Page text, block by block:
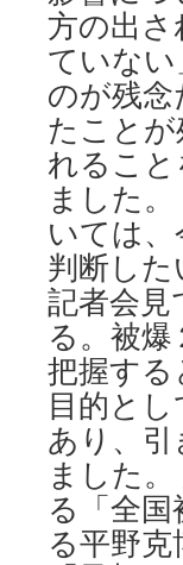
方の出
ていな
のが残
たこと
れるこ
ました
いては
判断し
記者会
る。被
把握す
目的と
あり、
ました
る「全
る平野